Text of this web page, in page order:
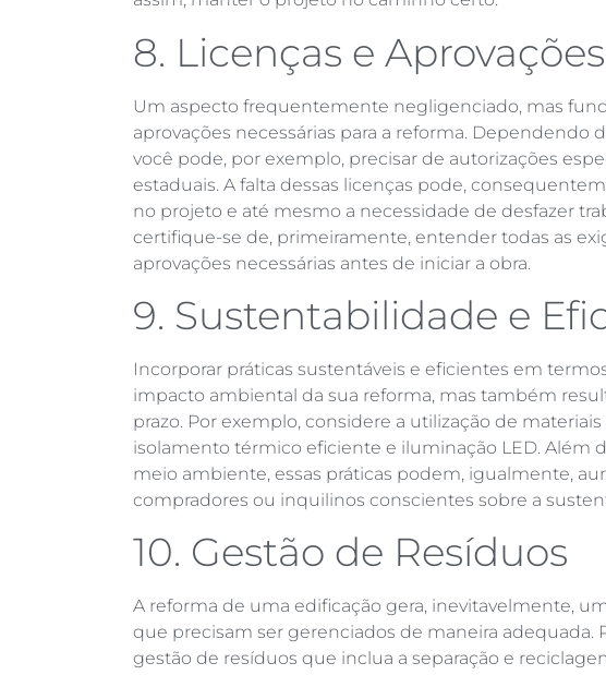
8. Licenças e Aprovações
Um aspecto frequentemente negligenciado, mas
aprovações necessárias para a reforma. Dependendo
você pode, por exemplo, precisar de autorizações
estaduais. A falta dessas licenças pode,
no projeto e até mesmo a necessidade de desfazer
certifique-se de, primeiramente, entender todas as
aprovações necessárias antes de iniciar a obra.
9. Sustentabilidade e
Incorporar práticas sustentáveis e eficientes em
impacto ambiental da sua reforma, mas também
prazo. Por exemplo, considere a utilização de
isolamento térmico eficiente e iluminação LED. Além
meio ambiente, essas práticas podem, igualmente,
compradores ou inquilinos conscientes sobre a
10. Gestão de Resíduos
A reforma de uma edificação gera, inevitavelmente,
que precisam ser gerenciados de maneira adequada.
gestão de resíduos que inclua a separação e